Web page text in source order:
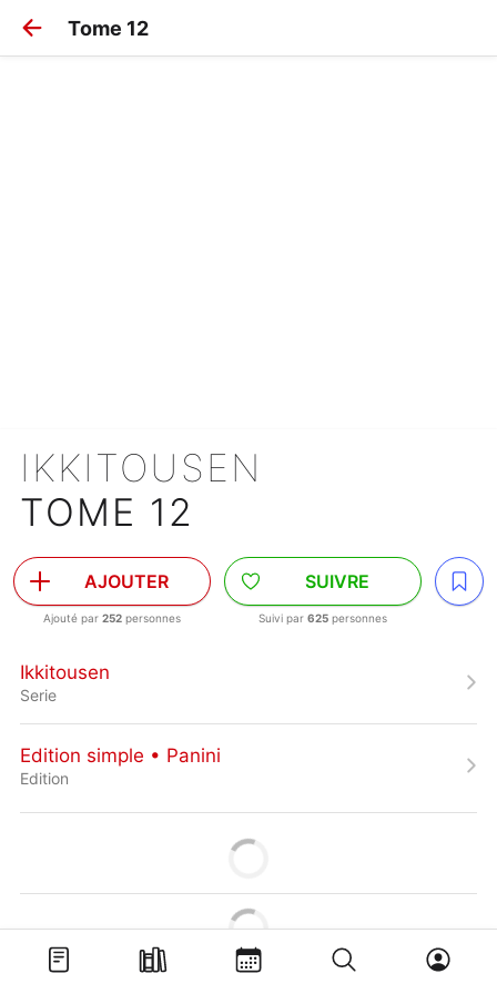
Tome 12
IKKITOUSEN
TOME 12
AJOUTER
Ajouté par 252 personnes
SUIVRE
Suivi par 625 personnes
Ikkitousen
Serie
Edition simple • Panini
Edition